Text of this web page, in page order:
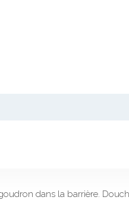
dans la barrière.